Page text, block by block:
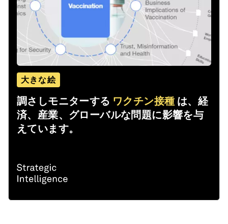
大きな絵
調さしモニターする ワクチン接種 は、経
済、産業、グローバルな問題に影響を与
えています。